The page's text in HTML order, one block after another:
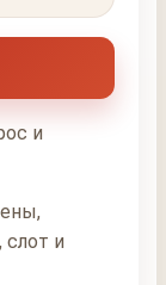
и
слот и